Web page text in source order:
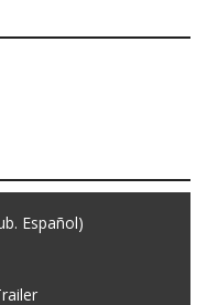
Español)